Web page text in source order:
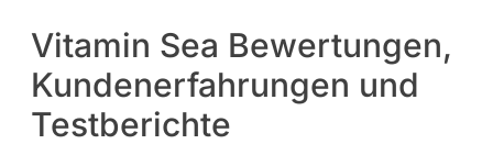
Vitamin Sea Bewertungen,
Kundenerfahrungen und
Testberichte